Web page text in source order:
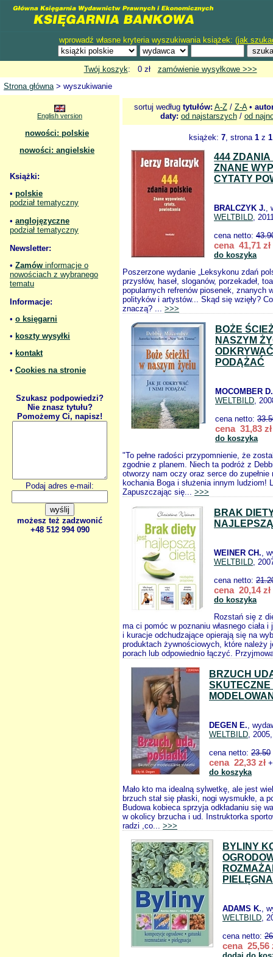
wprowadź własne kryteria wyszukiwania książek: (jak
Twój koszyk: 0 zł zamówienie wysyłkowe >>>
Strona główna> wyszukiwanie
English version
nowości: polskie
nowości: angielskie
Książki:
• polskie
podział tematyczny
• anglojęzyczne
podział tematyczny
Newsletter:
• Zamów informacje o
nowościach z wybranego
tematu
Informacje:
• o księgarni
• koszty wysyłki
• kontakt
• Cookies na stronie
Szukasz podpowiedzi?
Nie znasz tytułu?
Pomożemy Ci, napisz!
Podaj adres e-mail:
możesz też zadzwonić
+48 512 994 090
sortuj według tytułów: A-Z/ Z-A•
daty: od najstarszych/ od
książek: 7, strona 1z 1
444 ZDANIA
ZNANE
CYTATY
BRALCZYK J.,
WELTBILD,
cena netto:
cena 41,71 zł
do koszyka
Poszerzone wydanie „Leksykonu zdań
przysłów, haseł, sloganów, porzekadeł,
popularnych refrenów piosenek, znanych
polityków i artystów... Skąd się wzięły?
znaczą? ... >>>
BOŻE
NASZYM
PODĄŻAĆ
MOCOMBER D.
WELTBILD,
cena netto:
cena 31,83 zł
do koszyka
"To pełne radości przypomnienie, że
zgodnie z planem. Niech ta podróż z
otworzy nam oczy oraz serce do zupełnie
kochania Boga i służenia innym ludziom!
Zapuszczając się... >>>
BRAK
WEINER CH.,
WELTBILD,
cena netto:
cena 20,14 zł
do koszyka
Rozstań się z
ma ci pomóc w poznaniu własnego ciała
i kuracje odchudzające opierają się na
produktach żywnościowych, które należy
porach lub odpowiednio łączyć.
BRZUCH
SKUTECZNE
DEGEN E.,
WELTBILD,
cena netto: 23.50
cena 22,33 zł
do koszyka
Mało kto ma idealną sylwetkę, ale jest
brzuch stał się płaski, nogi wysmukłe, a
Budowa kobieca sprzyja odkładaniu się
w okolicy brzucha i ud. Instruktorka
radzi ,co... >>>
BYLINY
ADAMS K.,
WELTBILD,
cena netto:
cena 25,56